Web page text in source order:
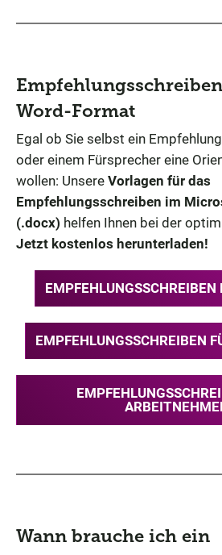
Word-Format
Egal ob Sie selbst ein
oder einem Fürsprecher eine
wollen: Unsere Vorlagen für das
Empfehlungsschreiben im
(.docx) helfen Ihnen bei der
Jetzt kostenlos herunterladen!
EMPFEHLUNGSSCHREIBEN
EMPFEHLUNGSSCHREIBEN
Wann brauche ich ein